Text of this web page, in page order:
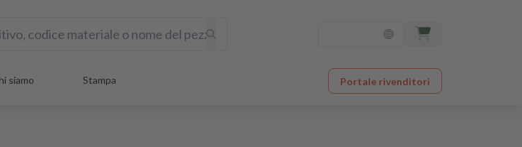
siamo Stampa Portale rivenditori